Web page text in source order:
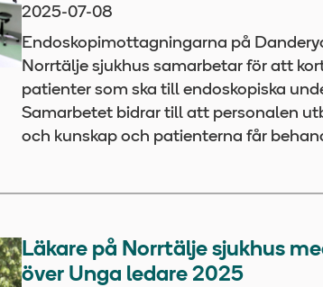
2025-07-08
Endoskopimottagningarna på
Norrtälje sjukhus samarbetar för att
patienter som ska till endoskopiska
Samarbetet bidrar till att personalen
och kunskap och patienterna får
Läkare på Norrtälje sjukhus
över Unga ledare 2025